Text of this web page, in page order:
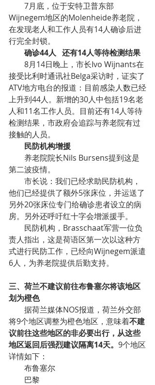
7月底，位于安特卫普东部
Wijnegem地区的Molenheide养老院，
在发现老人和工作人员有14人确诊后进
行完全封锁。
确诊44人   还有14人等待检测结果
8月14日晚上，市长Ivo Wijnants在
接受比利时通讯社Belga采访时，证实了
ATV地方电台的报道：目前感染人数已经
上升到44人。新增的30人中包括19名老
人和11名工作人员。目前还有14人等待
检测结果，市政府会追踪与养老院有过
接触的人员。
民防机构增援
养老院院长Nils Bursens提到这是
第二波疫情。
市长说：我们已经求助民防机构，
他们已经提供了额外5张床位，并运送了
另外20张床位专门给确诊患者设立的病
房。另外还呼吁红十字会增派援手。
民防机构，Brasschaat军营一位负
责人指出，这是荷语区第一次以这种方
式进行民防工作，已经向Wijnegem派遣
6人，为养老院提供后勤支持。
三、荷兰不建议前往布鲁塞尔将该地区
划为橙色
据荷兰媒体NOS报道，荷兰外交部
将9个地区调整为橙色地区，意味着不建
议前往这些地区的非必要出行，从这些
地区返回后强烈建议隔离14天。 9个地区
详情如下：
布鲁塞尔
巴黎